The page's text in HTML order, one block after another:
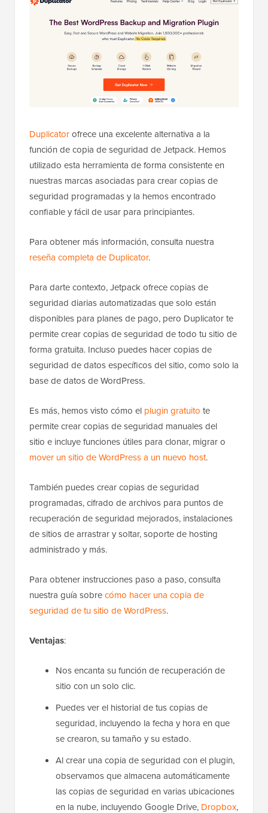
Duplicatorofrece una excelente alternativa a la
función de copia de seguridad de Jetpack. Hemos
utilizado esta herramienta de forma consistente en
nuestras marcas asociadas para crear copias de
seguridad programadas y la hemos encontrado
confiable y fácil de usar para principiantes.
Para obtener más información, consulta nuestra
reseña completa de Duplicator.
Para darte contexto, Jetpack ofrece copias de
seguridad diarias automatizadas que solo están
disponibles para planes de pago, pero Duplicator te
permite crear copias de seguridad de todo tu sitio de
forma gratuita. Incluso puedes hacer copias de
seguridad de datos específicos del sitio, como solo la
base de datos de WordPress.
Es más, hemos visto cómo el plugin gratuito te
permite crear copias de seguridad manuales del
sitio e incluye funciones útiles para clonar, migrar o
mover un sitio de WordPress a un nuevo host.
También puedes crear copias de seguridad
programadas, cifrado de archivos para puntos de
recuperación de seguridad mejorados, instalaciones
de sitios de arrastrar y soltar, soporte de hosting
administrado y más.
Para obtener instrucciones paso a paso, consulta
nuestra guía sobrecómo hacer una copia de
seguridad de tu sitio de WordPress.
Ventajas:
Nos encanta su función de recuperación de
sitio con un solo clic.
Puedes ver el historial de tus copias de
seguridad, incluyendo la fecha y hora en que
se crearon, su tamaño y su estado.
Al crear una copia de seguridad con el plugin,
observamos que almacena automáticamente
las copias de seguridad en varias ubicaciones
en la nube, incluyendo Google Drive, Dropbox,